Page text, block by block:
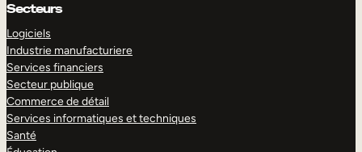
Secteurs
Logiciels
Industrie manufacturiere
Services financiers
Secteur publique
Commerce de détail
Services informatiques et techniques
Santé